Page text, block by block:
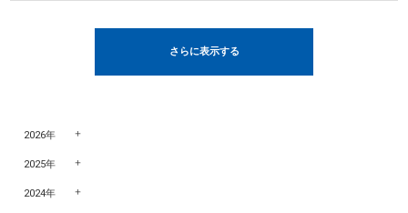
さらに表示する
2026年
2025年
2024年